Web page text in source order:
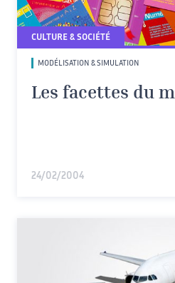
CULTURE & SOCIÉTÉ
MODÉLISATION & SIMULATION
Les facettes du
24/02/2004